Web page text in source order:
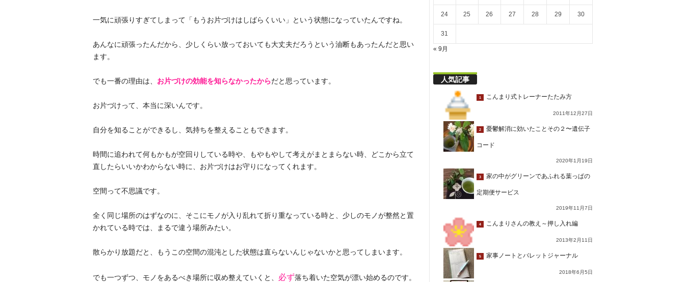
一気に頑張りすぎてしまって「もうお片づけはしばらくいい」という状態になっていたんですね。
あんなに頑張ったんだから、少しくらい放っておいても大丈夫だろうという油断もあったんだと思い
ます。
でも一番の理由は、 お片づけの効能を知らなかったからだと思っています。
お片づけって、本当に深いんです。
自分を知ることができるし、気持ちを整えることもできます。
時間に追われて何もかもが空回りしている時や、もやもやして考えがまとまらない時、どこから立て
直したらいいかわからない時に、お片づけはお守りになってくれます。
空間って不思議です。
全く同じ場所のはずなのに、そこにモノが入り乱れて折り重なっている時と、少しのモノが整然と置
かれている時では、まるで違う場所みたい。
散らかり放題だと、もうこの空間の混沌とした状態は直らないんじゃないかと思ってしまいます。
でも一つずつ、モノをあるべき場所に収め整えていくと、 必ず落ち着いた空気が漂い始めるのです。
24 25 26 27 28 29 30
31
« 9月
人気記事
1 こんまり式トレーナーたたみ方
2011年12月27日
2 憂鬱解消に効いたことその２〜遺伝子
コード
2020年1月19日
3 家の中がグリーンであふれる葉っぱの
定期便サービス
2019年11月7日
4 こんまりさんの教え～押し入れ編
2013年2月11日
5 家事ノートとバレットジャーナル
2018年6月5日